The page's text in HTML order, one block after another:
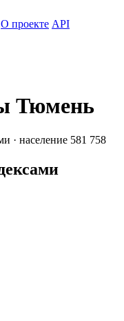
О проекте API
Тюмень
· население 581 758